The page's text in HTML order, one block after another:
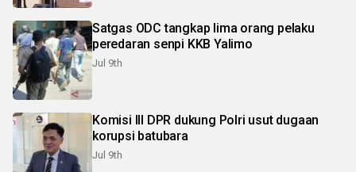
Satgas ODC tangkap lima orang pelaku
peredaran senpi KKB Yalimo
Jul 9th
Komisi III DPR dukung Polri usut dugaan
korupsi batubara
Jul 9th